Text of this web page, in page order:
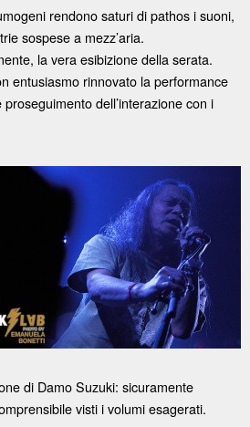
rendono saturi di pathos i suoni,
sospese a mezz’aria.
la vera esibizione della serata.
entusiasmo rinnovato la performance
proseguimento dell’interazione con i
di Damo Suzuki: sicuramente
visti i volumi esagerati.